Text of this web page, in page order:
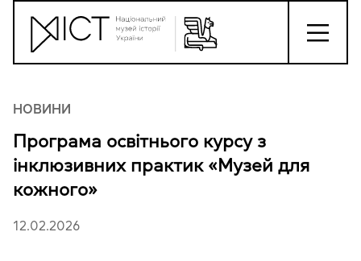
НОВИНИ
Програма освітнього курсу з
інклюзивних практик «Музей для
кожного»
12.02.2026